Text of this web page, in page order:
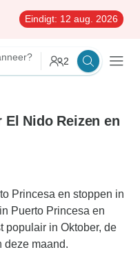
Eindigt: 12 aug. 2026
2
El Nido Reizen en
Princesa en stoppen in
Puerto Princesa en
populair in Oktober, de
deze maand.